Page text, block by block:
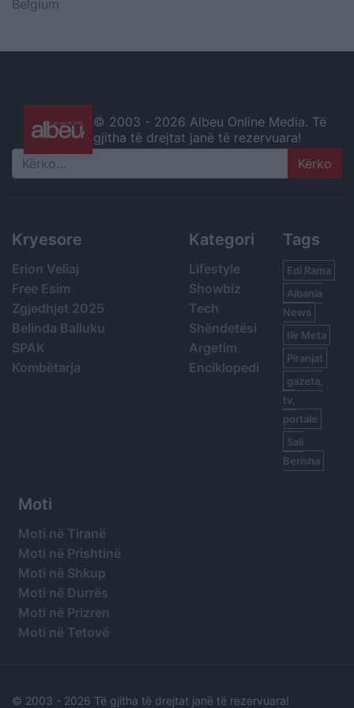
Belgium
© 2003 - 2026 Albeu Online Media. Të
gjitha të drejtat janë të rezervuara!
Search
Kryesore
Erion Veliaj
Free Esim
Zgjedhjet 2025
Belinda Balluku
SPAK
Kombëtarja
Kategori
Lifestyle
Showbiz
Tech
Shëndetësi
Argetim
Enciklopedi
Tags
Edi Rama
Albania
News
Ilir Meta
Piranjat
gazeta,
tv,
portale
Sali
Berisha
Moti
Moti në Tiranë
Moti në Prishtinë
Moti në Shkup
Moti në Durrës
Moti në Prizren
Moti në Tetovë
© 2003 - 2026 Të gjitha të drejtat janë të rezervuara!